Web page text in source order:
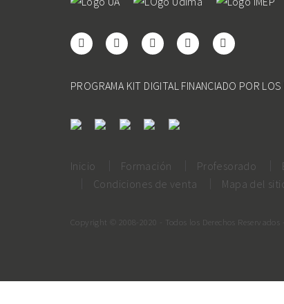
PROGRAMA KIT DIGITAL FINANCIADO POR
Inicio Formación Profesorado
Condiciones de venta
Mapa del
Copyright © 2008-2020 - Todos los Derechos